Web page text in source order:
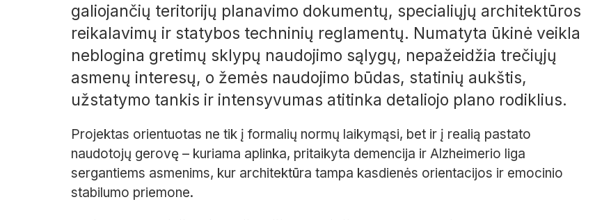
galiojančių teritorijų planavimo dokumentų, specialiųjų architektūros
reikalavimų ir statybos techninių reglamentų. Numatyta ūkinė veikla
neblogina gretimų sklypų naudojimo sąlygų, nepažeidžia trečiųjų
asmenų interesų, o žemės naudojimo būdas, statinių aukštis,
užstatymo tankis ir intensyvumas atitinka detaliojo plano rodiklius.
Projektas orientuotas ne tik į formalių normų laikymąsi, bet ir į realią pastato
naudotojų gerovę – kuriama aplinka, pritaikyta demencija ir Alzheimerio liga
sergantiems asmenims, kur architektūra tampa kasdienės orientacijos ir emocinio
stabilumo priemone.